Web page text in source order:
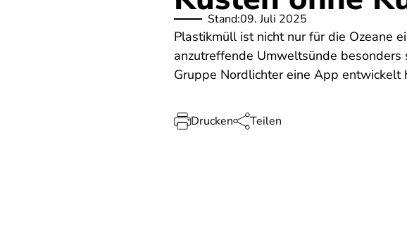
Stand:09. Juli 2025
Plastikmüll ist nicht nur für die Ozeane
anzutreffende Umweltsünde
Gruppe Nordlichter eine App
Drucken Teilen